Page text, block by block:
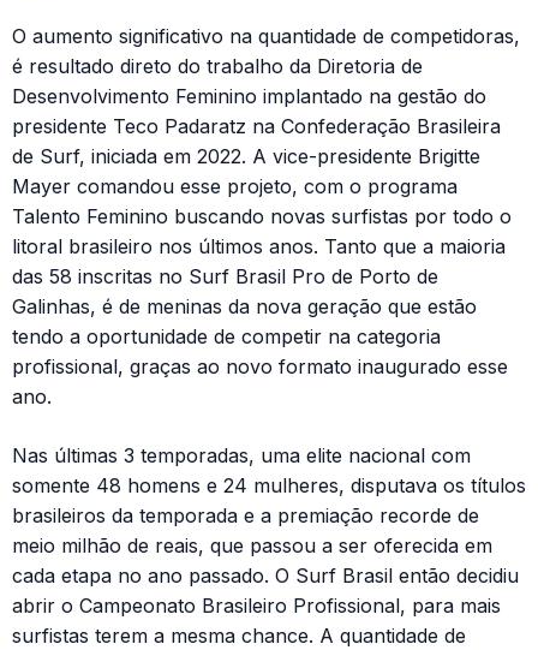
O aumento significativo na quantidade de competidoras,
é resultado direto do trabalho da Diretoria de
Desenvolvimento Feminino implantado na gestão do
presidente Teco Padaratz na Confederação Brasileira
de Surf, iniciada em 2022. A vice-presidente Brigitte
Mayer comandou esse projeto, com o programa
Talento Feminino buscando novas surfistas por todo o
litoral brasileiro nos últimos anos. Tanto que a maioria
das 58 inscritas no Surf Brasil Pro de Porto de
Galinhas, é de meninas da nova geração que estão
tendo a oportunidade de competir na categoria
profissional, graças ao novo formato inaugurado esse
ano.
Nas últimas 3 temporadas, uma elite nacional com
somente 48 homens e 24 mulheres, disputava os títulos
brasileiros da temporada e a premiação recorde de
meio milhão de reais, que passou a ser oferecida em
cada etapa no ano passado. O Surf Brasil então decidiu
abrir o Campeonato Brasileiro Profissional, para mais
surfistas terem a mesma chance. A quantidade de